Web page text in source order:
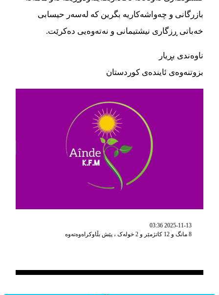
بازرگانی و چەواشەکاریە بگرین کە لەسەر حیسابی
خەباتی ڕزگاری نیشتیمانی و نەتەوەیی دەکرێت.
ناوەندی بڕیار
بزوتنەوەی ئایندەی کوردستان
2025-11-13 03:36
8 مانگ و 12 کاتژمێر و 2 خوله‌ک ، پێش بڵاوکراه‌وه‌ته‌وه‌